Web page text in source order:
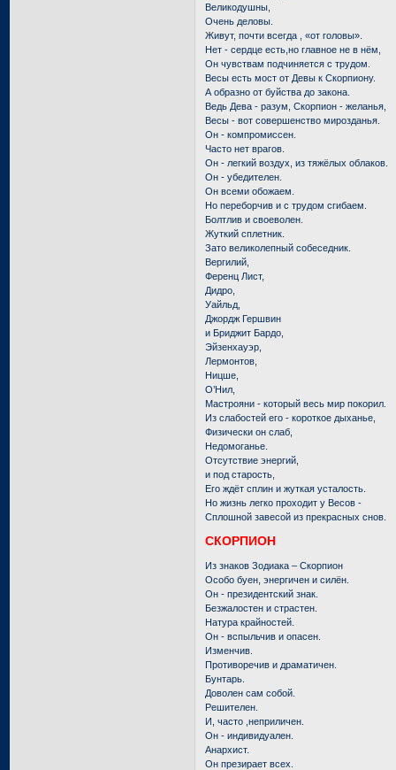
Великодушны,
Очень деловы.
Живут, почти всегда , «от головы».
Нет - сердце есть,но главное не в нём,
Он чувствам подчиняется с трудом.
Весы есть мост от Девы к Скорпиону.
А образно от буйства до закона.
Ведь Дева - разум, Скорпион - желанья,
Весы - вот совершенство мирозданья.
Он - компромиссен.
Часто нет врагов.
Он - легкий воздух, из тяжёлых облаков.
Он - убедителен.
Он всеми обожаем.
Но переборчив и с трудом сгибаем.
Болтлив и своеволен.
Жуткий сплетник.
Зато великолепный собеседник.
Вергилий,
Ференц Лист,
Дидро,
Уайльд,
Джордж Гершвин
и Бриджит Бардо,
Эйзенхауэр,
Лермонтов,
Ницше,
О’Нил,
Мастрояни - который весь мир покорил.
Из слабостей его - короткое дыханье,
Физически он слаб,
Недомоганье.
Отсутствие энергий,
и под старость,
Его ждёт сплин и жуткая усталость.
Но жизнь легко проходит у Весов -
Сплошной завесой из прекрасных снов.
СКОРПИОН
Из знаков Зодиака – Скорпион
Особо буен, энергичен и силён.
Он - президентский знак.
Безжалостен и страстен.
Натура крайностей.
Он - вспыльчив и опасен.
Изменчив.
Противоречив и драматичен.
Бунтарь.
Доволен сам собой.
Решителен.
И, часто ,неприличен.
Он - индивидуален.
Анархист.
Он презирает всех.